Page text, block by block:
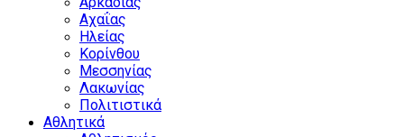
Αχαΐας
Ηλείας
Κορίνθου
Μεσσηνίας
Λακωνίας
Πολιτιστικά
Αθλητικά